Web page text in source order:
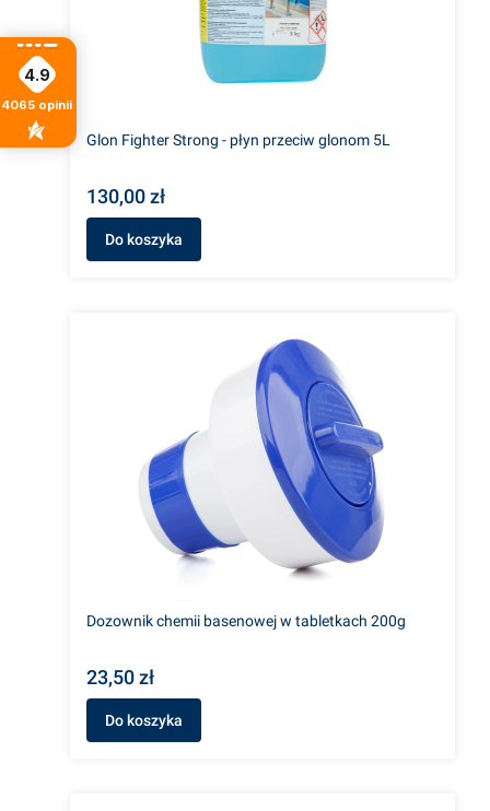
Glon Fighter Strong - płyn przeciw glonom 5L
130,00 zł
Do koszyka
Dozownik chemii basenowej w tabletkach 200g
23,50 zł
Do koszyka
4.9
4065 opinii